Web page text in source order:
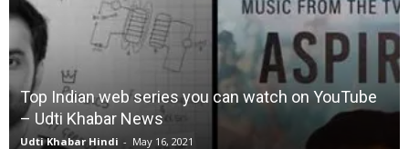
Top Indian web series you can watch on YouTube
– Udti Khabar News
Udti Khabar Hindi - May 16, 2021